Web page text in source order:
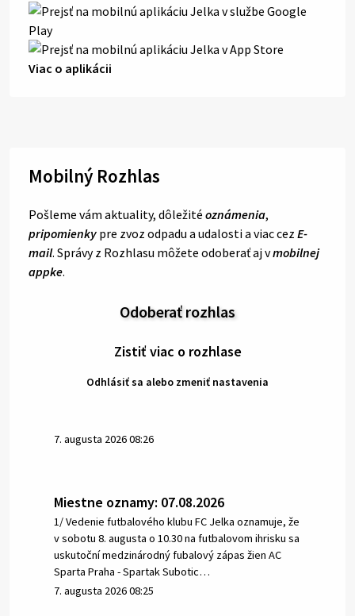
Viac o aplikácii
Mobilný Rozhlas
Pošleme vám aktuality, dôležité oznámenia,
pripomienky pre zvoz odpadu a udalosti a viac cez E-
mail. Správy z Rozhlasu môžete odoberať aj vmobilnej
appke.
Odoberať rozhlas
Zistiť viac o rozhlase
Odhlásiť sa alebo zmeniť nastavenia
7. augusta 2026 08:26
Miestne oznamy: 07.08.2026
1/ Vedenie futbalového klubu FC Jelka oznamuje, že
v sobotu 8. augusta o 10.30 na futbalovom ihrisku sa
uskutoční medzinárodný fubalový zápas žien AC
Sparta Praha - Spartak Subotic…
7. augusta 2026 08:25